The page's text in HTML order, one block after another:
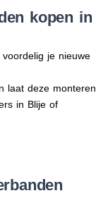
kopen in
je nieuwe
laat deze monteren
in Blije of